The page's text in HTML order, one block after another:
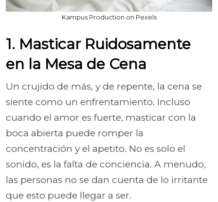
Kampus Production on Pexels
1. Masticar Ruidosamente
en la Mesa de Cena
Un crujido de más, y de repente, la cena se
siente como un enfrentamiento. Incluso
cuando el amor es fuerte, masticar con la
boca abierta puede romper la
concentración y el apetito. No es solo el
sonido, es la falta de conciencia. A menudo,
las personas no se dan cuenta de lo irritante
que esto puede llegar a ser.